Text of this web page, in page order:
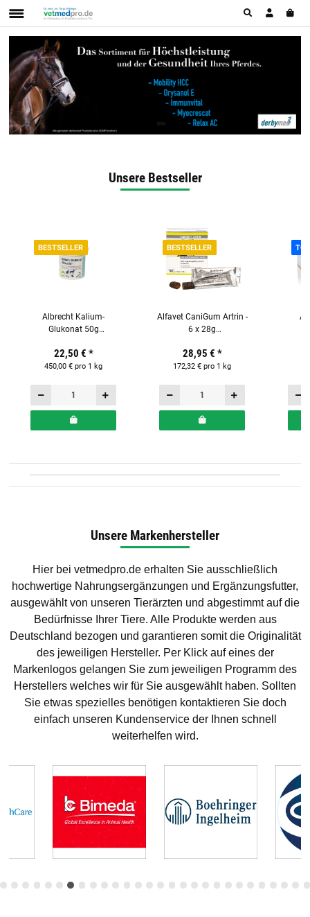
Unsere Bestseller
BESTSELLER
Albrecht Kalium-
Glukonat 50g
für Katzen und Hunde
22,50 € *
450,00 € pro 1 kg
BESTSELLER
Alfavet CaniGum Artrin -
6 x 28g
für Hunde
28,95 € *
172,32 € pro 1 kg
Unsere Markenhersteller
Hier bei vetmedpro.de erhalten Sie ausschließlich
hochwertige Nahrungsergänzungen und Ergänzungsfutter,
ausgewählt von unseren Tierärzten und abgestimmt auf die
Bedürfnisse Ihrer Tiere. Alle Produkte werden aus
Deutschland bezogen und garantieren somit die Originalität
des jeweiligen Hersteller. Per Klick auf eines der
Markenlogos gelangen Sie zum jeweiligen Programm des
Herstellers welches wir für Sie ausgewählt haben. Sollten
Sie etwas spezielles benötigen kontaktieren Sie doch
einfach unseren Kundenservice der Ihnen schnell
weiterhelfen wird.